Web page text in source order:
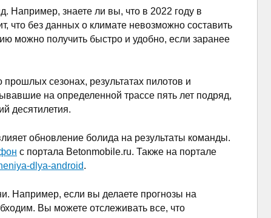
Например, знаете ли вы, что в 2022 году в
что без данных о климате невозможно составить
можно получить быстро и удобно, если заранее
сезонах, результатах пилотов и
на определенной трассе пять лет подряд,
десятилетия.
обновление болида на результаты команды.
с портала Betonmobile.ru. Также на портале
dlya-android.
Например, если вы делаете прогнозы на
Вы можете отслеживать все, что